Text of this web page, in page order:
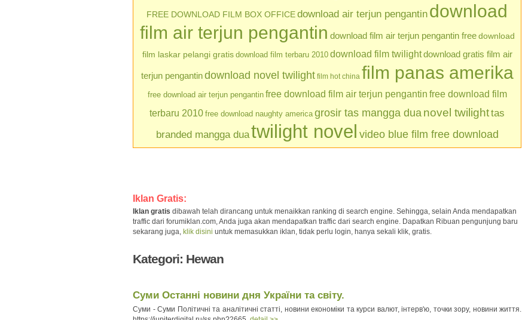
FREE DOWNLOAD FILM BOX OFFICEdownload air terjun pengantin download
film air terjun pengantin download film air terjun pengantin free download
film laskar pelangi gratis download film terbaru 2010 download film twilight download gratis film air
terjun pengantin download novel twilight film hot china film panas amerika
free download air terjun pengantin free download film air terjun pengantin free download film
terbaru 2010 free download naughty america grosir tas mangga dua novel twilighttas
branded mangga duatwilight novel video blue film free download
Iklan Gratis:
Iklan gratis dibawah telah dirancang untuk menaikkan ranking di search engine. Sehingga, selain Anda mendapatkan
traffic dari forumiklan.com, Anda juga akan mendapatkan traffic dari search engine. Dapatkan Ribuan pengunjung baru
sekarang juga, klik disini untuk memasukkan iklan, tidak perlu login, hanya sekali klik, gratis.
Kategori: Hewan
Суми Останні новини дня України та світу.
Суми - Суми Політичні та аналітичні статті, новини економіки та курси валют, інтерв'ю, точки зору, новини життя.